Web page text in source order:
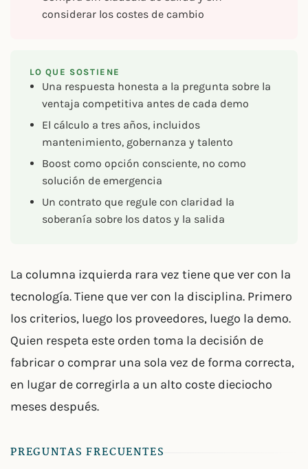
considerar los costes de cambio
LO QUE SOSTIENE
Una respuesta honesta a la pregunta sobre la
ventaja competitiva antes de cada demo
El cálculo a tres años, incluidos
mantenimiento, gobernanza y talento
Boost como opción consciente, no como
solución de emergencia
Un contrato que regule con claridad la
soberanía sobre los datos y la salida
La columna izquierda rara vez tiene que ver con la
tecnología. Tiene que ver con la disciplina. Primero
los criterios, luego los proveedores, luego la demo.
Quien respeta este orden toma la decisión de
fabricar o comprar una sola vez de forma correcta,
en lugar de corregirla a un alto coste dieciocho
meses después.
PREGUNTAS FRECUENTES